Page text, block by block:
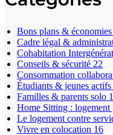
Bons plans & économies
Cadre légal &
Cohabitation
Conseils & sécurité 22
Consommation
Étudiants & jeunes actifs
Familles & parents solo
Home Sitting : logement
Le logement contre
Vivre en colocation 16